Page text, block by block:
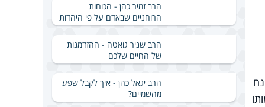
הרב זמיר כהן - הכוחות
הרוחניים שבאדם על פי היהדות
הרב שניר גואטה - ההזדמנות
של החיים שלכם
הרב יגאל כהן - איך לקבל שפע
מהשמיים?